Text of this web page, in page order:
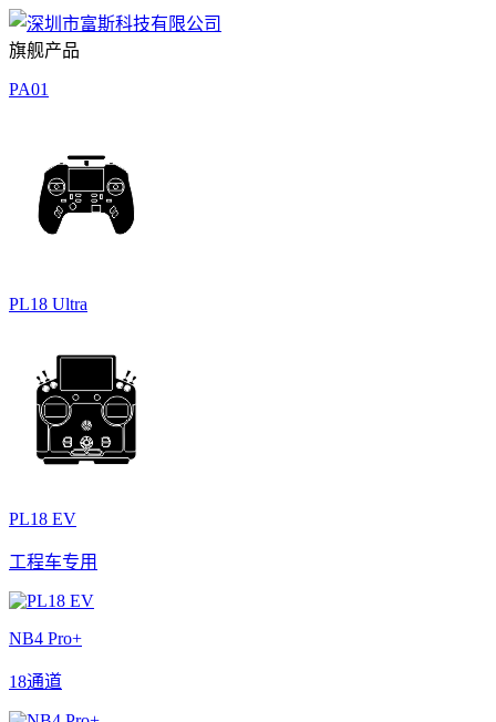
旗舰产品
PA01
PL18 Ultra
PL18 EV
工程车专用
NB4 Pro+
18通道